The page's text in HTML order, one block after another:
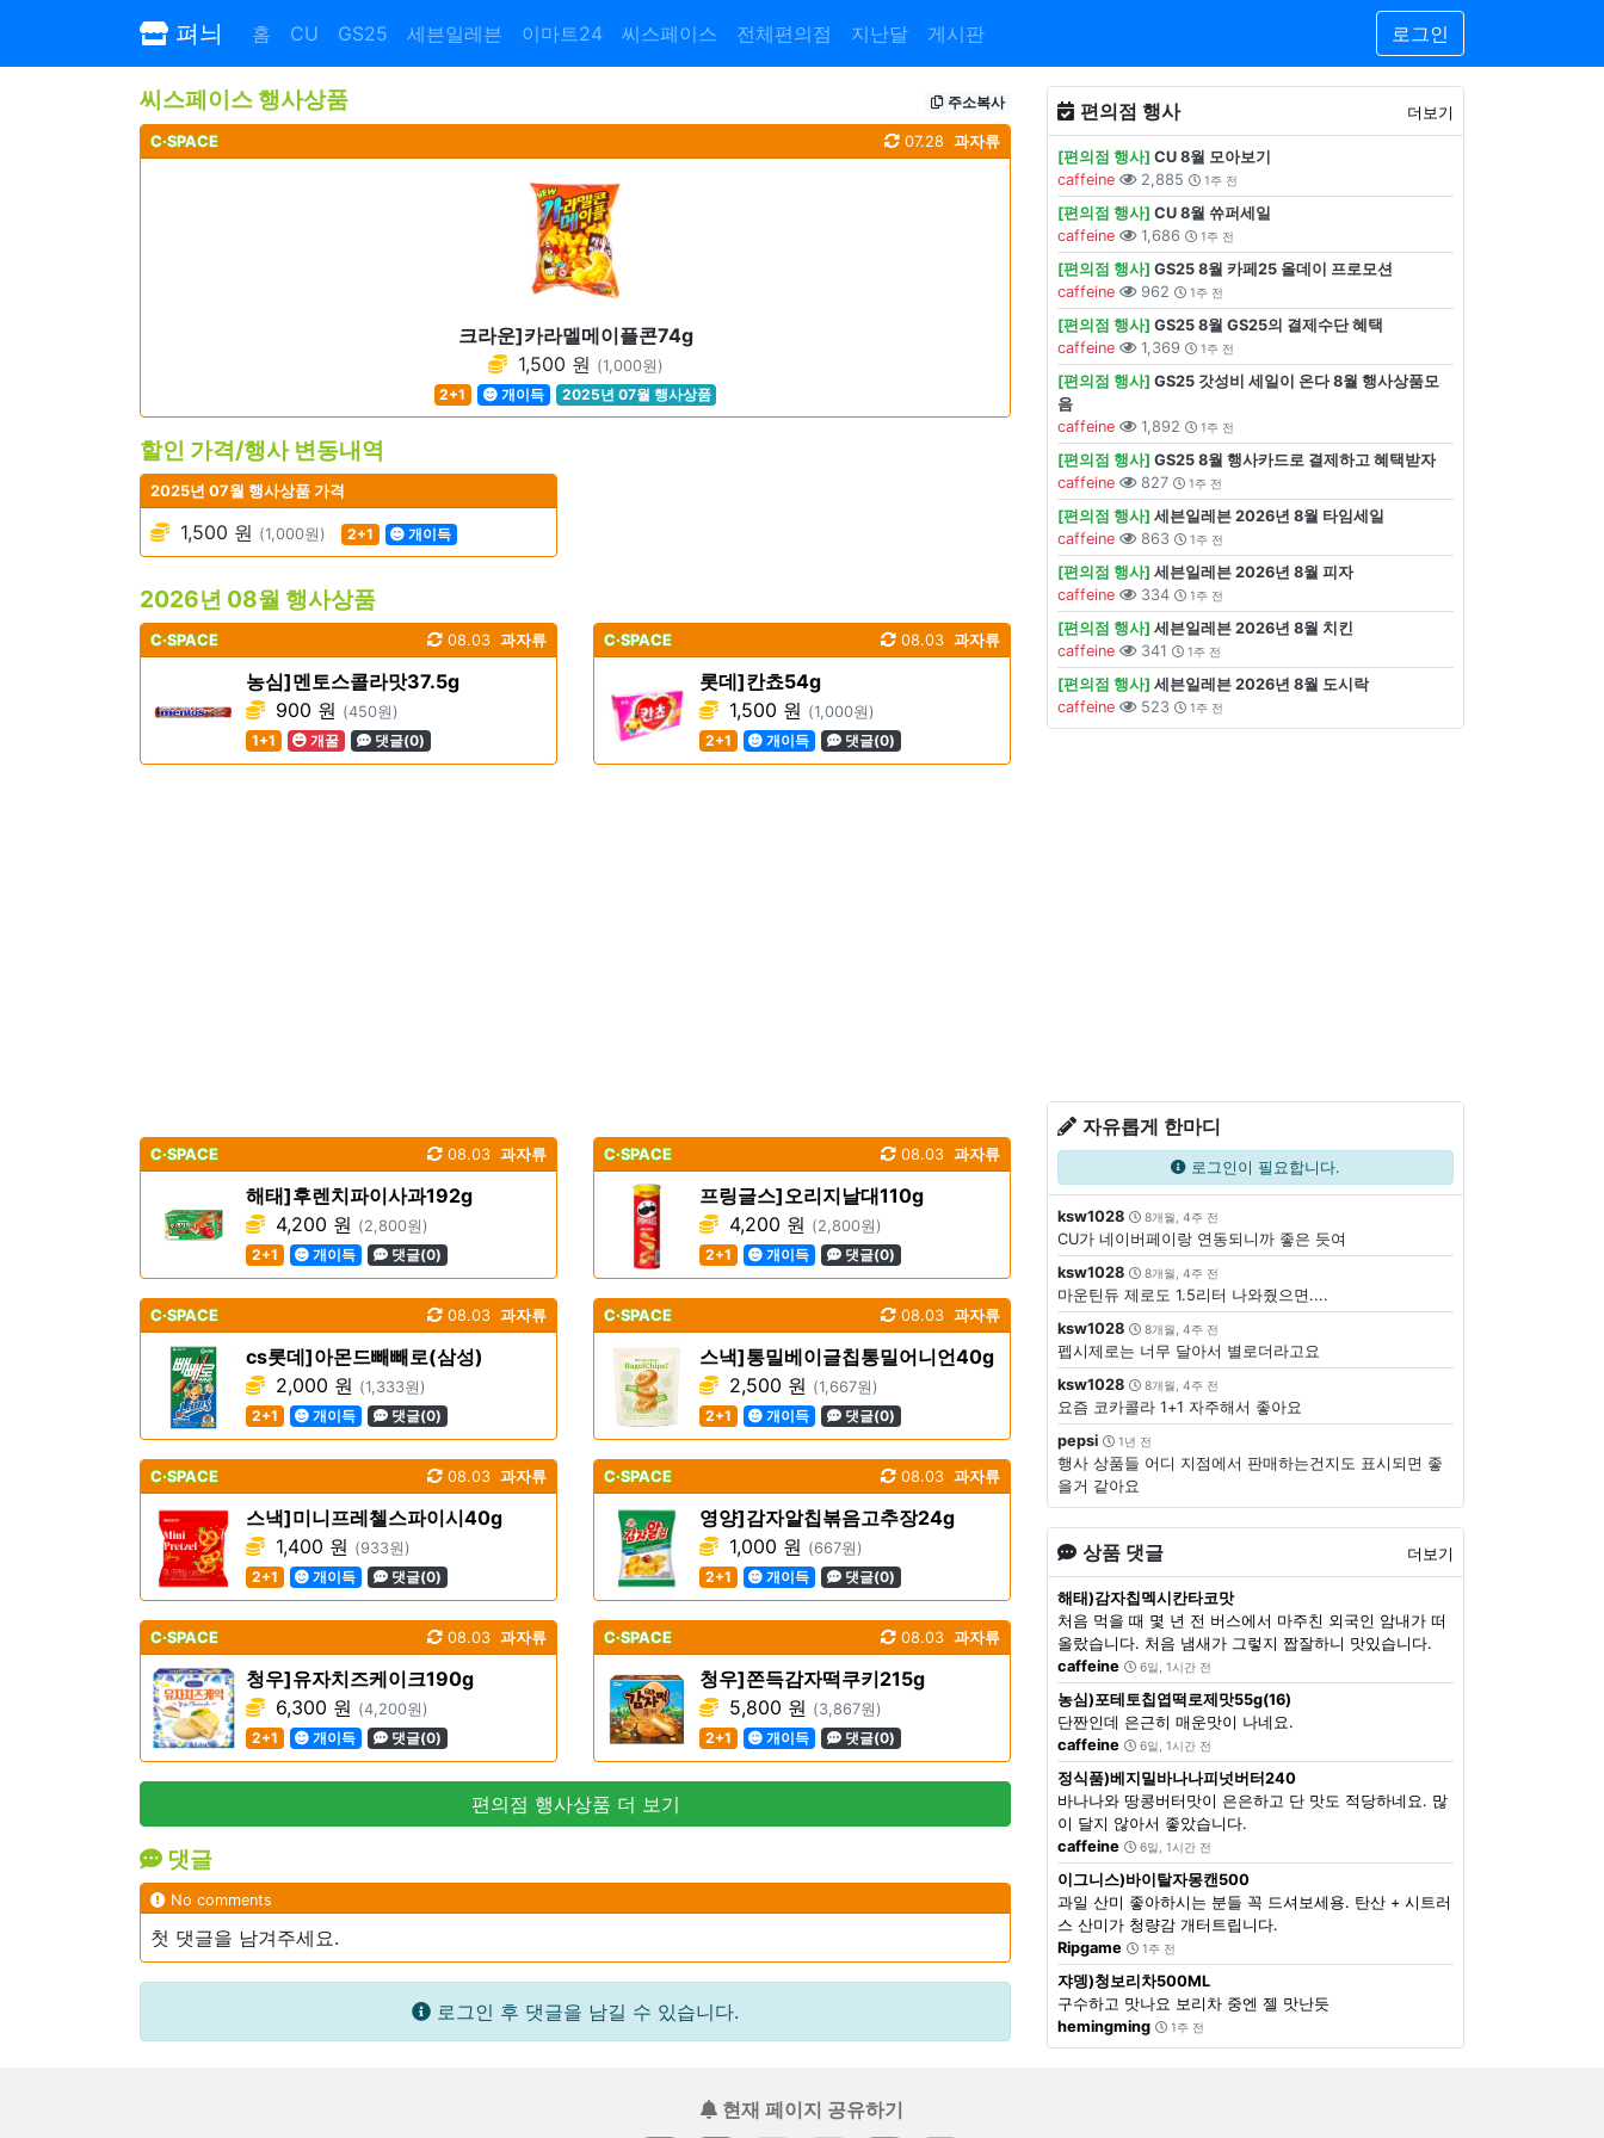
펴늬 홈 CU GS25 세븐일레븐 이마트24 씨스페이스 전체편의점 지난달 게시판 로그인
씨스페이스 행사상품 주소복사
C·SPACE 과자류
07.28
크라운]카라멜메이플콘74g
1,500 원 (1,000원)
2+1
개이득 2025년 07월 행사상품
할인 가격/행사 변동내역
2025년 07월 행사상품 가격
1,500 원 (1,000원) 2+1 개이득
2026년 08월 행사상품
C·SPACE 과자류
08.03
농심]멘토스콜라맛37.5g
900 원 (450원)
1+1
개꿀 댓글(0)
C·SPACE 과자류
08.03
롯데]칸쵸54g
1,500 원 (1,000원)
2+1
개이득 댓글(0)
C·SPACE 과자류
08.03
해태]후렌치파이사과192g
4,200 원 (2,800원)
2+1
개이득 댓글(0)
C·SPACE 과자류
08.03
프링글스]오리지날대110g
4,200 원 (2,800원)
2+1
개이득 댓글(0)
C·SPACE 과자류
08.03
cs롯데]아몬드빼빼로(삼성)
2,000 원 (1,333원)
2+1
개이득 댓글(0)
C·SPACE 과자류
08.03
스낵]통밀베이글칩통밀어니언40g
2,500 원 (1,667원)
2+1
개이득 댓글(0)
C·SPACE 과자류
08.03
스낵]미니프레첼스파이시40g
1,400 원 (933원)
2+1
개이득 댓글(0)
C·SPACE 과자류
08.03
영양]감자알칩볶음고추장24g
1,000 원 (667원)
2+1
개이득 댓글(0)
C·SPACE 과자류
08.03
청우]유자치즈케이크190g
6,300 원 (4,200원)
2+1
개이득 댓글(0)
C·SPACE 과자류
08.03
청우]쫀득감자떡쿠키215g
5,800 원 (3,867원)
2+1
개이득 댓글(0)
편의점 행사상품 더 보기
댓글
No comments
첫 댓글을 남겨주세요.
로그인 후 댓글을 남길 수 있습니다.
편의점 행사 더보기
[편의점 행사] CU 8월 모아보기
caffeine
2,885 1주 전
[편의점 행사] CU 8월 쓔퍼세일
caffeine
1,686 1주 전
[편의점 행사] GS25 8월 카페25 올데이 프로모션
caffeine
962 1주 전
[편의점 행사] GS25 8월 GS25의 결제수단 혜택
caffeine
1,369 1주 전
[편의점 행사] GS25 갓성비 세일이 온다 8월 행사상품모
음
caffeine
1,892 1주 전
[편의점 행사] GS25 8월 행사카드로 결제하고 혜택받자
caffeine
827 1주 전
[편의점 행사] 세븐일레븐 2026년 8월 타임세일
caffeine
863 1주 전
[편의점 행사] 세븐일레븐 2026년 8월 피자
caffeine
334 1주 전
[편의점 행사] 세븐일레븐 2026년 8월 치킨
caffeine
341 1주 전
[편의점 행사] 세븐일레븐 2026년 8월 도시락
caffeine
523 1주 전
자유롭게 한마디
로그인이 필요합니다.
ksw1028 8개월, 4주 전
CU가 네이버페이랑 연동되니까 좋은 듯여
ksw1028
8개월, 4주 전
마운틴듀 제로도 1.5리터 나와줬으면....
ksw1028
8개월, 4주 전
펩시제로는 너무 달아서 별로더라고요
ksw1028
8개월, 4주 전
요즘 코카콜라 1+1 자주해서 좋아요
pepsi
1년 전
행사 상품들 어디 지점에서 판매하는건지도 표시되면 좋
을거 같아요
상품 댓글 더보기
해태)감자칩멕시칸타코맛
처음 먹을 때 몇 년 전 버스에서 마주친 외국인 암내가 떠
올랐습니다. 처음 냄새가 그렇지 짭잘하니 맛있습니다.
caffeine
6일, 1시간 전
농심)포테토칩엽떡로제맛55g(16)
단짠인데 은근히 매운맛이 나네요.
caffeine
6일, 1시간 전
정식품)베지밀바나나피넛버터240
바나나와 땅콩버터맛이 은은하고 단 맛도 적당하네요. 많
이 달지 않아서 좋았습니다.
caffeine
6일, 1시간 전
이그니스)바이탈자몽캔500
과일 산미 좋아하시는 분들 꼭 드셔보세용. 탄산 + 시트러
스 산미가 청량감 개터트립니다.
Ripgame
1주 전
쟈뎅)청보리차500ML
구수하고 맛나요 보리차 중엔 젤 맛난듯
hemingming
1주 전
현재 페이지 공유하기